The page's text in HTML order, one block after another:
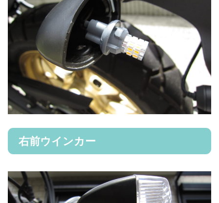
右前ウインカー